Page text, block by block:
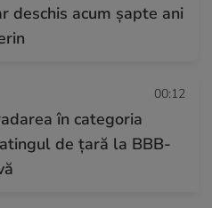
deschis acum șapte ani
00:12
în categoria
de țară la BBB-